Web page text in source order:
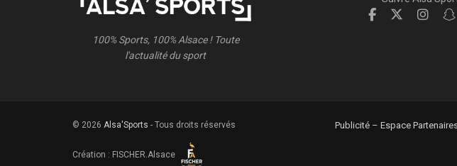
100% Sports, 100% Alsace ! Toute
l'actualité du sport
© 2026 Alsa'Sports - Tous droits réservés
Création : FISCHER.Alsace
Publicité – Espace